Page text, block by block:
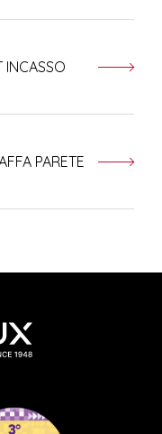
INCASSO
PARETE